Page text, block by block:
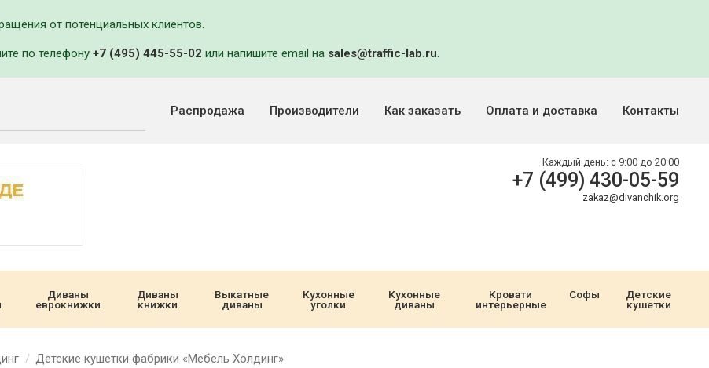
от потенциальных клиентов.
по телефону +7 (495) 445-55-02 или напишите email на sales@traffic-lab.ru.
Распродажа Производители Как заказать Оплата и доставка Контакты
Каждый день: с 9:00 до 20:00
+7 (499) 430-05-59
zakaz@divanchik.org
Диваны
еврокнижки
Диваны
книжки
Выкатные
диваны
Кухонные
уголки
Кухонные
диваны
Кровати
интерьерные
Софы
Детские
кушетки
Детские кушетки фабрики «Мебель Холдинг»